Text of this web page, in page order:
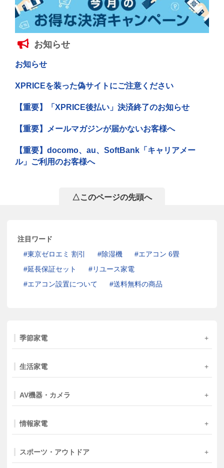
お知らせ
お知らせ
XPRICEを装った偽サイトにご注意ください
【重要】「XPRICE後払い」決済終了のお知らせ
【重要】メールマガジンが届かないお客様へ
【重要】docomo、au、SoftBank「キャリアメー
ル」ご利用のお客様へ
△このページの先頭へ
注目ワード
東京ゼロエミ 割引
除湿機
エアコン 6畳
延長保証セット
リユース家電
エアコン設置について
送料無料の商品
季節家電
生活家電
AV機器・カメラ
情報家電
スポーツ・アウトドア